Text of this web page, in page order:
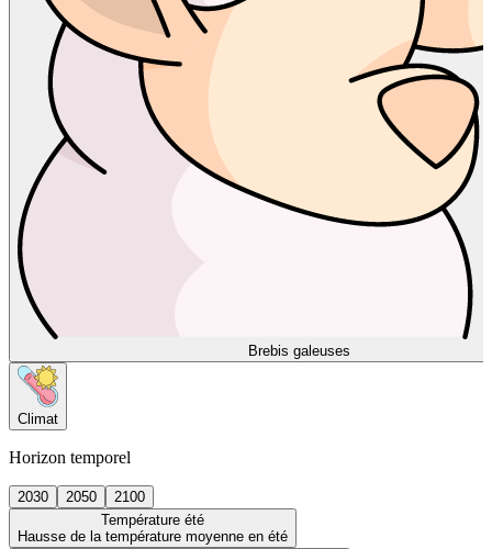
Brebis galeuses
Climat
Horizon temporel
2030 2050
2100
Température été
Hausse de la température moyenne en été